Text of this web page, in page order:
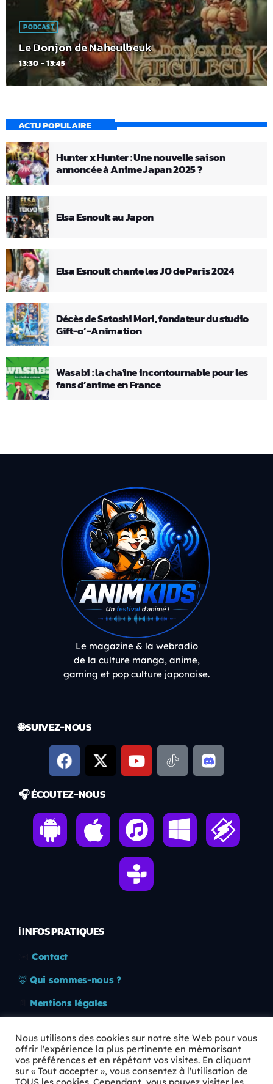
PODCAST
Le Donjon de Naheulbeuk
13:30 - 13:45
ACTU POPULAIRE
Hunter x Hunter : Une nouvelle saison
annoncée à Anime Japan 2025 ?
Elsa Esnoult au Japon
Elsa Esnoult chante les JO de Paris 2024
Décès de Satoshi Mori, fondateur du studio
Gift-o’-Animation
Wasabi : la chaîne incontournable pour les
fans d’anime en France
Le magazine & la webradio
de la culture manga, anime,
gaming et pop culture japonaise.
🌐 SUIVEZ-NOUS
🎧 ÉCOUTEZ-NOUS
ℹ️ INFOS PRATIQUES
Contact
🦊 Qui sommes-nous ?
Mentions légales
🛡️ RGPD
Copyright © 2026 Animkids. Tous droits réservés.
Nous utilisons des cookies sur notre site Web pour vous
offrir l'expérience la plus pertinente en mémorisant
vos préférences et en répétant vos visites. En cliquant
sur « Tout accepter », vous consentez à l'utilisation de